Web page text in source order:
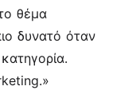
θέμα
δυνατό όταν